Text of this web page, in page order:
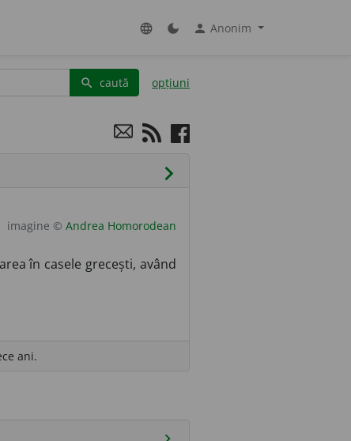
language dark_mode person Anonim
search caută opțiuni
chevron_right
imagine © Andrea Homorodean
în casele grecești, având
ani.